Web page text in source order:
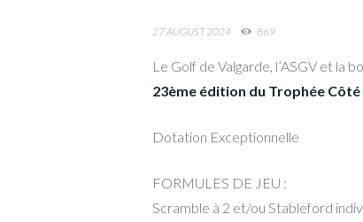
27 AUGUST 2024 869
Le Golf de Valgarde, l’ASGV et la
23ème édition du Trophée Côté
Dotation Exceptionnelle
FORMULES DE JEU :
Scramble à 2 et/ou Stableford